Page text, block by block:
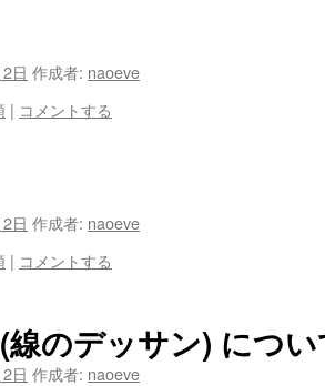
日 作成者: naoeve
| コメントする
日 作成者: naoeve
| コメントする
のデッサン) につ
日 作成者: naoeve